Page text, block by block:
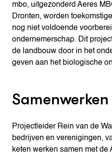
mbo, uitgezonderd Aeres
Dronten, worden
nog niet voldoende
ondernemerschap. Dit
de landbouw door in het
geven aan het biologische
Projectleider Rein van de
bedrijven en verenigingen,
keten werken samen met de